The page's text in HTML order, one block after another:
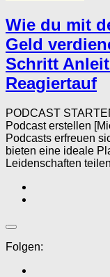
Wie du mit
Geld
Schritt
Reagiertauf
PODCAST
Podcast erstellen
Podcasts erfreuen
bieten eine ideale
Leidenschaften
Folgen: